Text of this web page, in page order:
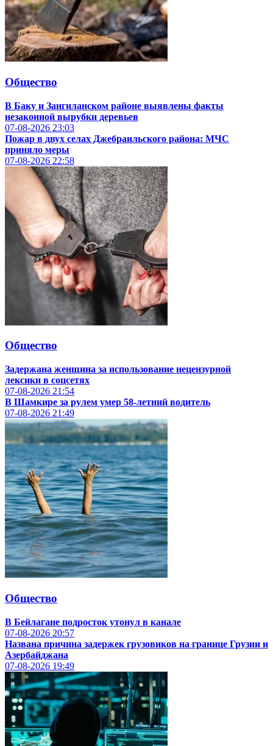
Общество
В Баку и Зангиланском районе выявлены факты
незаконной вырубки деревьев
07-08-2026 23:03
Пожар в двух селах Джебраильского района: МЧС
приняло меры
07-08-2026 22:58
Общество
Задержана женщина за использование нецензурной
лексики в соцсетях
07-08-2026 21:54
В Шамкире за рулем умер 58-летний водитель
07-08-2026 21:49
Общество
В Бейлагане подросток утонул в канале
07-08-2026 20:57
Названа причина задержек грузовиков на границе Грузии и
Азербайджана
07-08-2026 19:49